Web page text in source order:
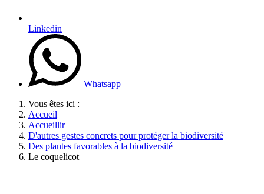
Linkedin
Whatsapp
Vous êtes ici :
Accueil
Accueillir
D'autres gestes concrets pour protéger la biodiversité
Des plantes favorables à la biodiversité
Le coquelicot